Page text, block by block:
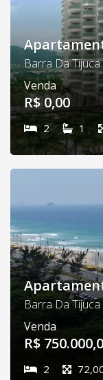
Barra Da
Venda
R$ 0,00
2 1
Barra Da
Venda
R$
2